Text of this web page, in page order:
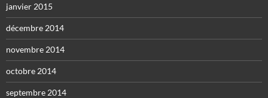
janvier 2015
décembre 2014
novembre 2014
octobre 2014
septembre 2014